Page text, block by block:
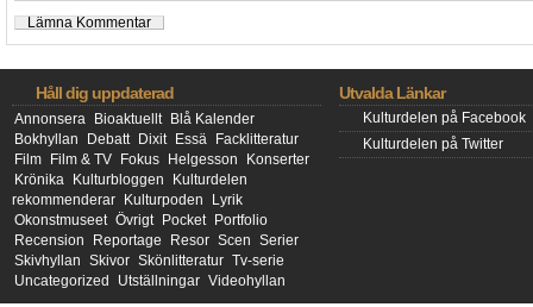
Håll dig uppdaterad
Annonsera Bioaktuellt
Blå Kalender
Bokhyllan
Debatt Dixit Essä
Facklitteratur
Film
Film & TV Fokus Helgesson
Konserter
Krönika
Kulturbloggen
Kulturdelen
rekommenderar
Kulturpoden
Lyrik
Okonstmuseet Övrigt Pocket
Portfolio
Recension
Reportage Resor Scen Serier
Skivhyllan Skivor Skönlitteratur Tv-serie
Uncategorized
Utställningar Videohyllan
Utvalda Länkar
Kulturdelen på Facebook
Kulturdelen på Twitter